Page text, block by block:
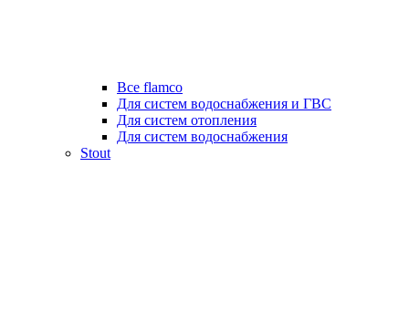
Все flamco
Для систем водоснабжения и ГВС
Для систем отопления
Для систем водоснабжения
Stout